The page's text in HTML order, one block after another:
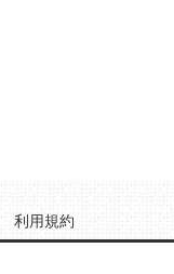
利用規約